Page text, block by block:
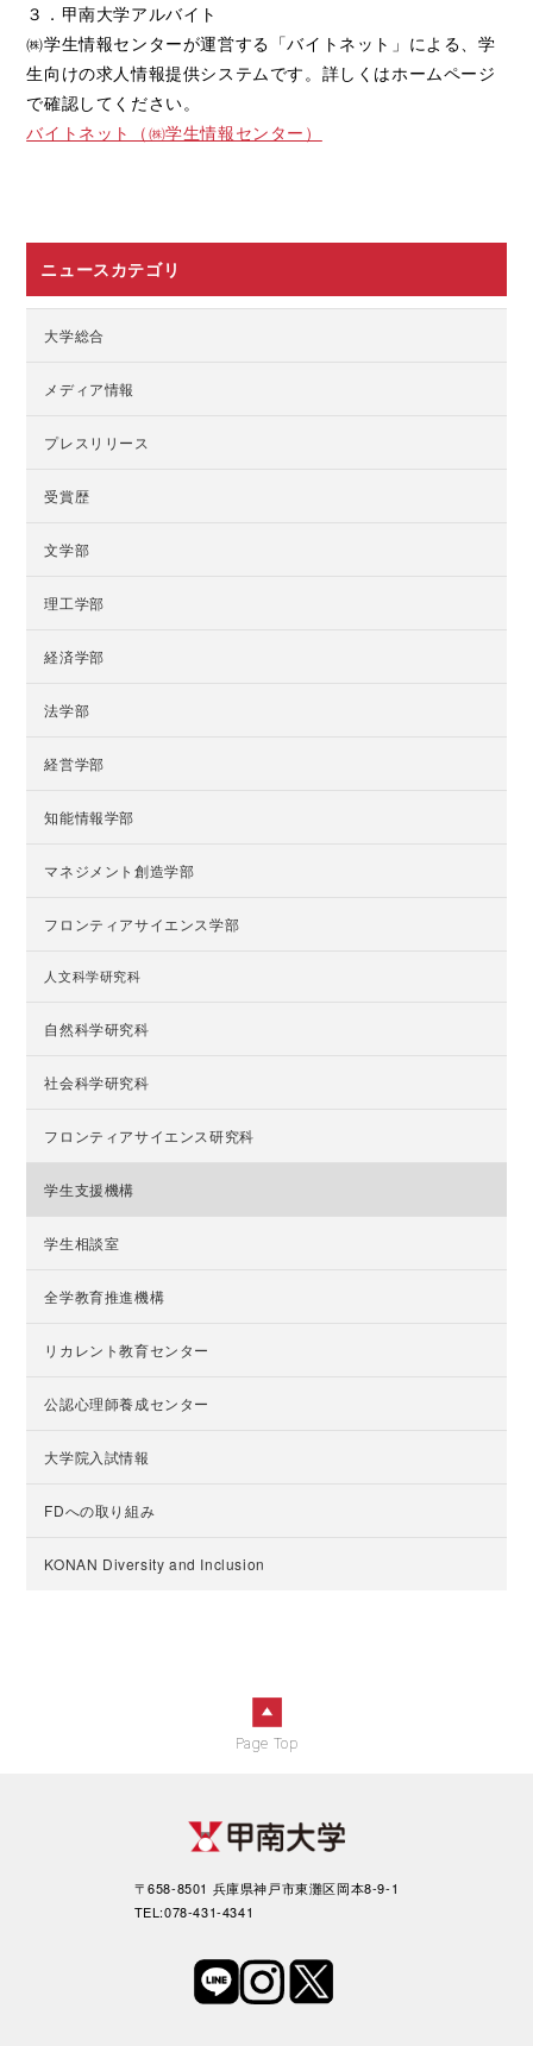
３．甲南大学アルバイト
㈱学生情報センターが運営する「バイトネット」による、学
生向けの求人情報提供システムです。詳しくはホームページ
で確認してください。
バイトネット（㈱学生情報センター）
ニュースカテゴリ
大学総合
メディア情報
プレスリリース
受賞歴
文学部
理工学部
経済学部
法学部
経営学部
知能情報学部
マネジメント創造学部
フロンティアサイエンス学部
人文科学研究科
自然科学研究科
社会科学研究科
フロンティアサイエンス研究科
学生支援機構
学生相談室
全学教育推進機構
リカレント教育センター
公認心理師養成センター
大学院入試情報
FDへの取り組み
KONAN Diversity and Inclusion
Page Top
〒658-8501 兵庫県神戸市東灘区岡本8-9-1
TEL:078-431-4341